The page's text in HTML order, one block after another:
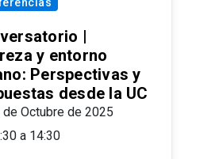
|
y entorno
Perspectivas y
desde la UC
de Octubre de 2025
a 14:30